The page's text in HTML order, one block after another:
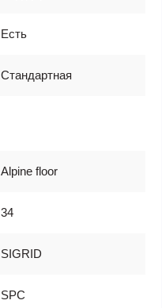
Есть
Стандартная
Alpine floor
34
SIGRID
SPC